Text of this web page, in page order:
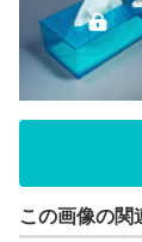
この画像の関